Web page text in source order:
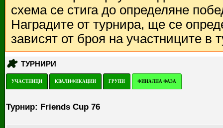
схема се стига до определяне
Наградите от турнира, ще се
зависят от броя на участниците в
ТУРНИРИ
УЧАСТНИЦИ КВАЛИФИКАЦИИ ГРУПИ ФИНАЛНА ФАЗА
Турнир: Friends Cup 76